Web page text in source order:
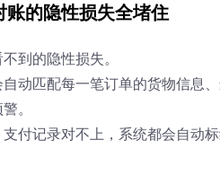
账的隐性损失全堵住
到的隐性损失。
动匹配每一笔订单的货物信息
。
付记录对不上，系统都会自动